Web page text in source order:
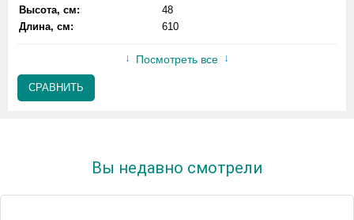
Высота, см:
48
Длина, см:
610
Посмотреть все
СРАВНИТЬ
Вы недавно смотрели